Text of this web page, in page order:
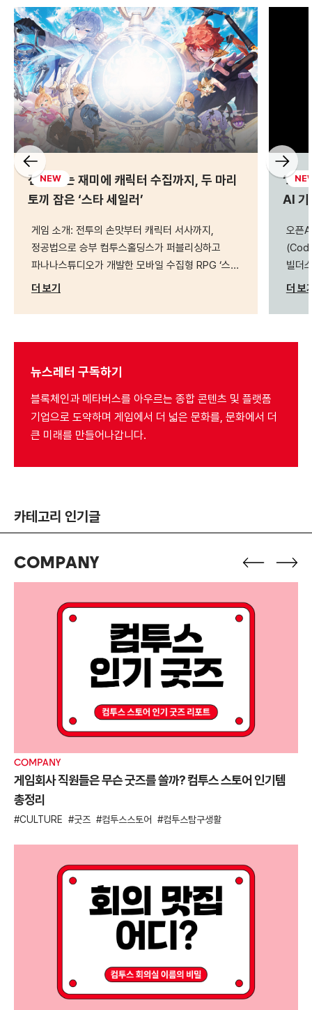
NEW
전략 짜는 재미에 캐릭터 수집까지, 두 마리
토끼 잡은 ‘스타 세일러’
게임 소개: 전투의 손맛부터 캐릭터 서사까지,
정공법으로 승부 컴투스홀딩스가 퍼블리싱하고
파나나스튜디오가 개발한 모바일 수집형 RPG ‘스타
세일러’가 정식 서비스를 시작했다. 마블 코믹스
디렉터가 캐릭터 아트를 총괄하고, 넷마블 ‘리니지2
전부터 장르 팬들 사이에서 화제를 모았다. 스타
더 보기
‘오
AI 기
오픈
빌더
오는
한국
더 보
뉴스레터 구독하기
블록체인과 메타버스를 아우르는 종합 콘텐츠 및 플랫폼
기업으로 도약하며 게임에서 더 넓은 문화를, 문화에서 더
큰 미래를 만들어나갑니다.
카테고리 인기글
COMPANY
COMPANY
게임회사 직원들은 무슨 굿즈를 쓸까? 컴투스 스토어 인기템
총정리
CULTURE 굿즈 컴투스스토어 컴투스탐구생활